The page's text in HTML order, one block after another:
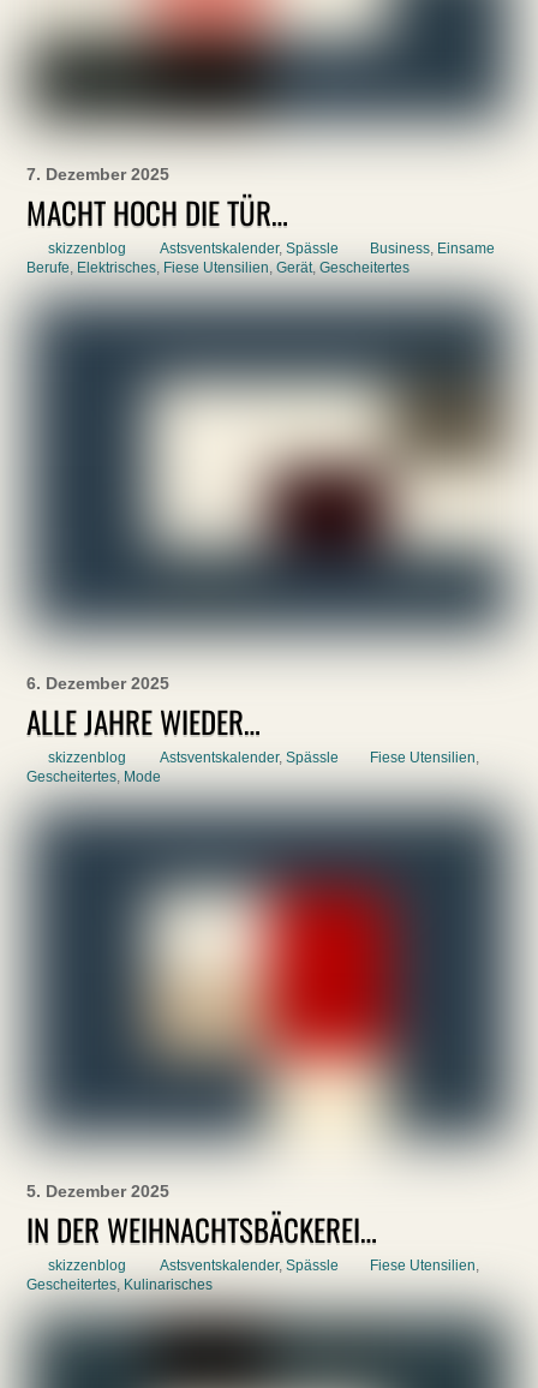
7. Dezember 2025
MACHT HOCH DIE TÜR…
skizzenblog Astsventskalender,Spässle Business, Einsame
Berufe, Elektrisches, Fiese Utensilien,Gerät,Gescheitertes
6. Dezember 2025
ALLE JAHRE WIEDER…
skizzenblog Astsventskalender,Spässle Fiese Utensilien,
Gescheitertes, Mode
5. Dezember 2025
IN DER WEIHNACHTSBÄCKEREI…
skizzenblog Astsventskalender,Spässle Fiese Utensilien,
Gescheitertes, Kulinarisches